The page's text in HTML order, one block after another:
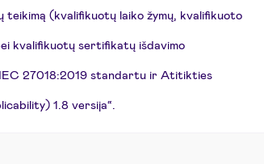
teikimą (kvalifikuotų laiko žymų, kvalifikuoto
kvalifikuotų sertifikatų išdavimo
27018:2019 standartu ir Atitikties
1.8 versija“.